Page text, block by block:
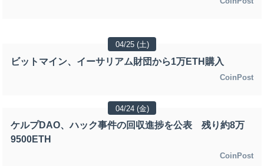
04/25 (土)
ビットマイン、イーサリアム財団から1万ETH購入
CoinPost
04/24 (金)
ケルプDAO、ハック事件の回収進捗を公表 残り約8万
9500ETH
CoinPost